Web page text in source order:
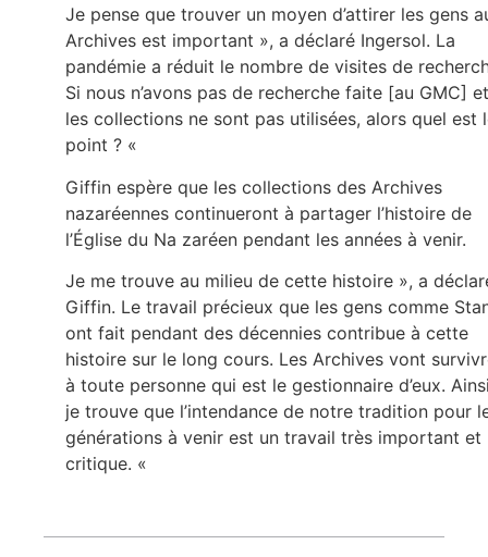
Je pense que trouver un moyen d’attirer les gens
Archives est important », a déclaré Ingersol. La
pandémie a réduit le nombre de visites de
Si nous n’avons pas de recherche faite [au GMC]
les collections ne sont pas utilisées, alors quel est
point ? «
Giffin espère que les collections des Archives
nazaréennes continueront à partager l’histoire de
l’Église du Na zaréen pendant les années à venir.
Je me trouve au milieu de cette histoire », a
Giffin. Le travail précieux que les gens comme
ont fait pendant des décennies contribue à cette
histoire sur le long cours. Les Archives vont
à toute personne qui est le gestionnaire d’eux.
je trouve que l’intendance de notre tradition pour
générations à venir est un travail très important et
critique. «